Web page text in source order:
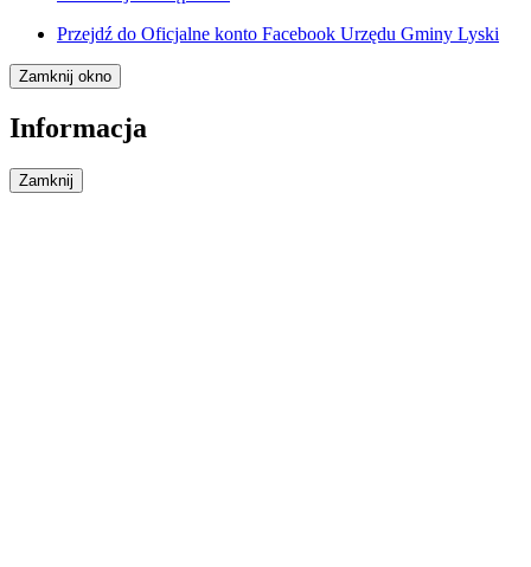
Przejdź do Oficjalne konto Facebook Urzędu Gminy Lyski
Zamknij okno
Informacja
Zamknij